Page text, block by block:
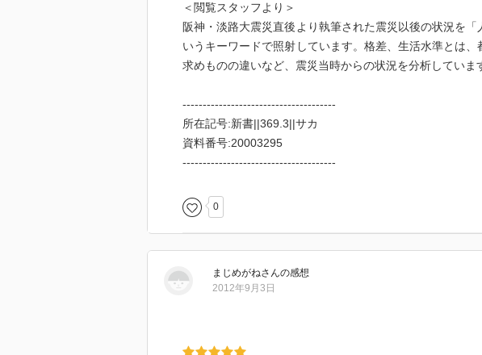
＜閲覧スタッフより＞
阪神・淡路大震災直後より執筆された震災以後の状況を
いうキーワードで照射しています。格差、生活水準とは
求めものの違いなど、震災当時からの状況を分析していま
--------------------------------------
所在記号:新書||369.3||サカ
資料番号:20003295
--------------------------------------
0
まじめがねさんの感想
2012年9月3日